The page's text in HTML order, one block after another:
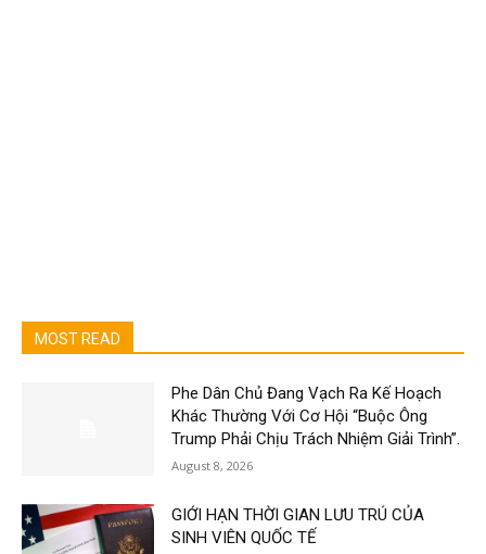
MOST READ
Phe Dân Chủ Đang Vạch Ra Kế Hoạch
Khác Thường Với Cơ Hội “Buộc Ông
Trump Phải Chịu Trách Nhiệm Giải Trình”.
August 8, 2026
GIỚI HẠN THỜI GIAN LƯU TRÚ CỦA
SINH VIÊN QUỐC TẾ